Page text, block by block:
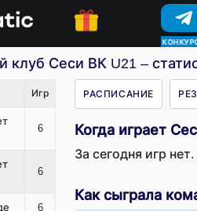
Сеси ВК U21 –
Игр
6
6
6
РАСПИСАНИЕ
Когда играет
За сегодня игр нет.
Как сыграла